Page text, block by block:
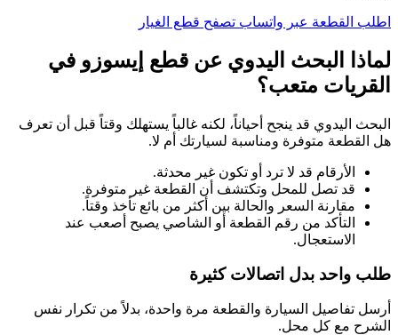
اطلب القطعة عبر واتساب تصفح قطع الغيار
لماذا البحث اليدوي عن قطع إيسوزو في
القريات متعب؟
البحث اليدوي قد ينجح أحياناً، لكنه غالباً يستهلك وقتاً قبل أن تعرف
هل القطعة متوفرة ومناسبة لسيارتك أم لا.
الأرقام قد لا ترد أو تكون غير محدثة.
قد تصل للمحل وتكتشف أن القطعة غير متوفرة.
مقارنة السعر والحالة بين أكثر من بائع تأخذ وقتاً.
التأكد من رقم القطعة أو الشاصي يصبح أصعب عند
الاستعجال.
طلب واحد بدل اتصالات كثيرة
أرسل تفاصيل السيارة والقطعة مرة واحدة، بدلاً من تكرار نفس
الشرح مع كل محل.